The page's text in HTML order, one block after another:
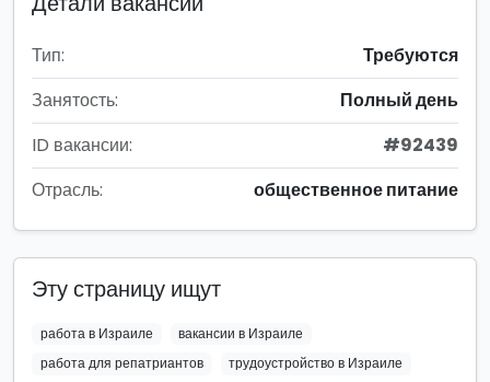
Тип:
Требуются
Занятость:
Полный день
ID вакансии:
#92439
Отрасль:
общественное питание
Эту страницу ищут
работа в Израиле
вакансии в Израиле
работа для репатриантов
трудоустройство в Израиле